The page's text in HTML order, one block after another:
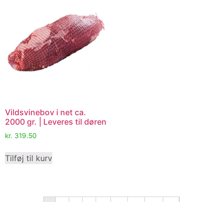
Vildsvinebov i net ca.
2000 gr. | Leveres til døren
kr. 319.50
Tilføj til kurv